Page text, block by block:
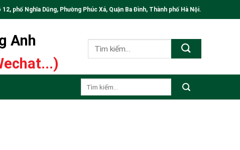
phố Nghĩa Dũng, Phường Phúc Xá, Quận Ba Đình, Thành phố Hà Nội.
Anh
Tìm